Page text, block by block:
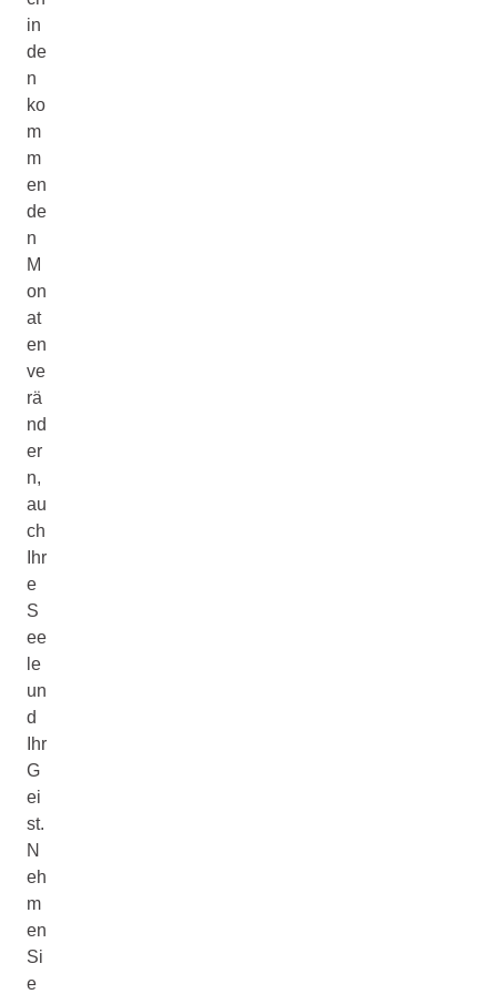
in
de
n
ko
m
m
en
de
n
M
on
at
en
ve
rä
nd
er
n,
au
ch
Ihr
e
S
ee
le
un
d
Ihr
G
ei
st.
N
eh
m
en
Si
e